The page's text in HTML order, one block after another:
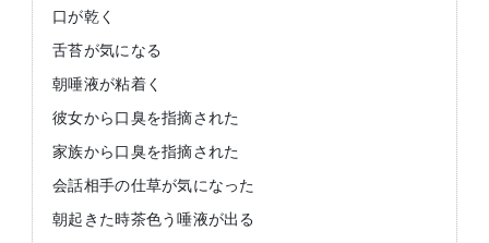
口が乾く
舌苔が気になる
朝唾液が粘着く
彼女から口臭を指摘された
家族から口臭を指摘された
会話相手の仕草が気になった
朝起きた時茶色う唾液が出る